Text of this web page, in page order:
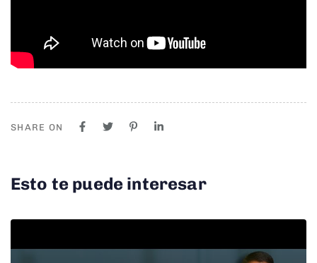
SHARE ON
Esto te puede interesar